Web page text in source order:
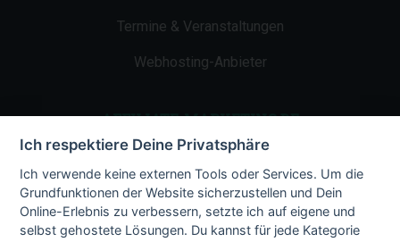
Termine & Veranstaltungen
Webhosting-Anbieter
AFFILIATE-MARKETING.DE
Impressum
Kontakt
Ich respektiere Deine Privatsphäre
Ich verwende keine externen Tools oder Services. Um die
Grundfunktionen der Website sicherzustellen und Dein
Online-Erlebnis zu verbessern, setzte ich auf eigene und
selbst gehostete Lösungen. Du kannst für jede Kategorie